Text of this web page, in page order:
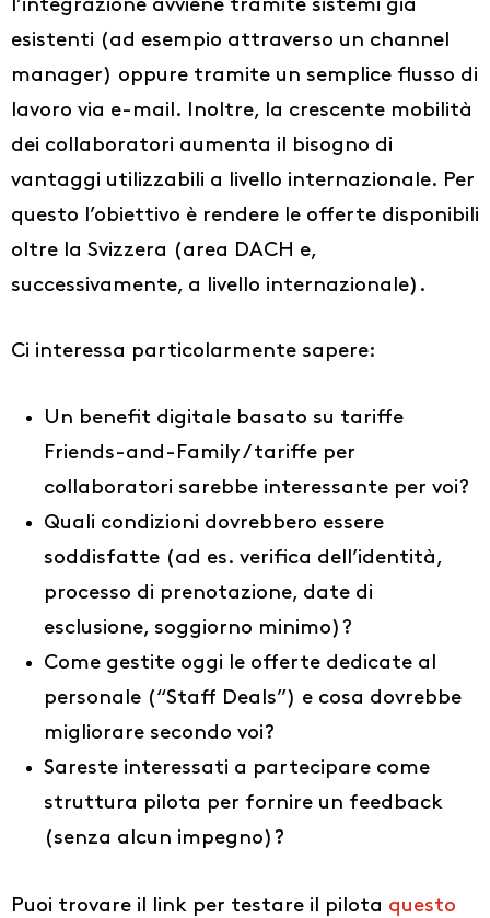
l’integrazione avviene tramite sistemi già
esistenti (ad esempio attraverso un channel
manager) oppure tramite un semplice flusso di
lavoro via e-mail. Inoltre, la crescente mobilità
dei collaboratori aumenta il bisogno di
vantaggi utilizzabili a livello internazionale. Per
questo l’obiettivo è rendere le offerte disponibili
oltre la Svizzera (area DACH e,
successivamente, a livello internazionale).
Ci interessa particolarmente sapere:
Un benefit digitale basato su tariffe
Friends-and-Family / tariffe per
collaboratori sarebbe interessante per voi?
Quali condizioni dovrebbero essere
soddisfatte (ad es. verifica dell’identità,
processo di prenotazione, date di
esclusione, soggiorno minimo)?
Come gestite oggi le offerte dedicate al
personale (“Staff Deals”) e cosa dovrebbe
migliorare secondo voi?
Sareste interessati a partecipare come
struttura pilota per fornire un feedback
(senza alcun impegno)?
Puoi trovare il link per testare il pilota questo
Idee
Chi siamo
DE